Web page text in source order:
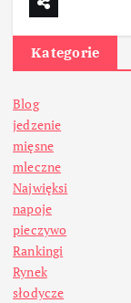
Kategorie
Blog
jedzenie
mięsne
mleczne
Najwięksi
napoje
pieczywo
Rankingi
Rynek
słodycze